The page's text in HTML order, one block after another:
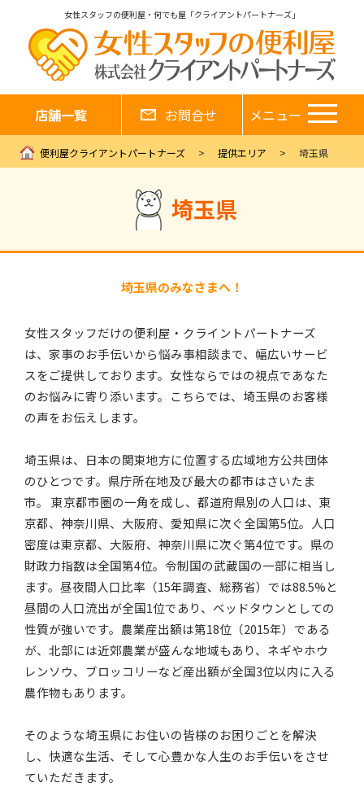
女性スタッフの便利屋・何でも屋「クライアントパートナーズ」
店舗一覧 お問合せ メニュー
便利屋クライアントパートナーズ 提供エリア 埼玉県
埼玉県
埼玉県のみなさまへ！
女性スタッフだけの便利屋・クライントパートナーズ
は、家事のお手伝いから悩み事相談まで、幅広いサービ
スをご提供しております。女性ならではの視点であなた
のお悩みに寄り添います。こちらでは、埼玉県のお客様
の声をお伝えします。
埼玉県は、日本の関東地方に位置する広域地方公共団体
のひとつです。県庁所在地及び最大の都市はさいたま
市。 東京都市圏の一角を成し、都道府県別の人口は、東
京都、神奈川県、大阪府、愛知県に次ぐ全国第5位。人口
密度は東京都、大阪府、神奈川県に次ぐ第4位です。県の
財政力指数は全国第4位。令制国の武蔵国の一部に相当し
ます。昼夜間人口比率（15年調査、総務省）では88.5%と
昼間の人口流出が全国1位であり、ベッドタウンとしての
性質が強いです。農業産出額は第18位（2015年）である
が、北部には近郊農業が盛んな地域もあり、ネギやホウ
レンソウ、ブロッコリーなど産出額が全国3位以内に入る
農作物もあります。
そのような埼玉県にお住いの皆様のお困りごとを解決
し、快適な生活、そして心豊かな人生のお手伝いをさせ
ていただきます。